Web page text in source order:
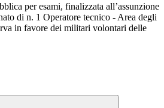
per esami, finalizzata all’assunzione
di n. 1 Operatore tecnico - Area degli
in favore dei militari volontari delle